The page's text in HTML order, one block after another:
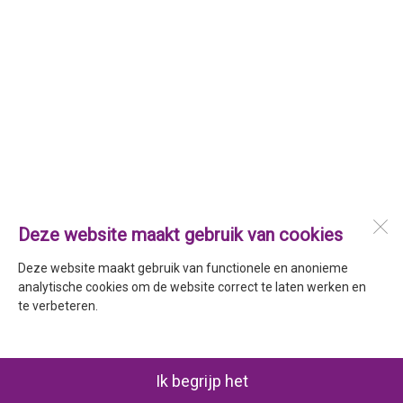
Deze website maakt gebruik van cookies
Deze website maakt gebruik van functionele en anonieme
analytische cookies om de website correct te laten werken en
te verbeteren.
Ik begrijp het